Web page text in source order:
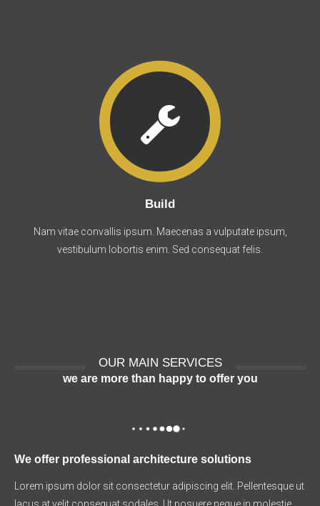
Build
Nam vitae convallis ipsum. Maecenas a vulputate ipsum,
vestibulum lobortis enim. Sed consequat felis.
OUR MAIN SERVICES
we are more than happy to offer you
We offer professional architecture solutions
Lorem ipsum dolor sit consectetur adipiscing elit. Pellentesque ut